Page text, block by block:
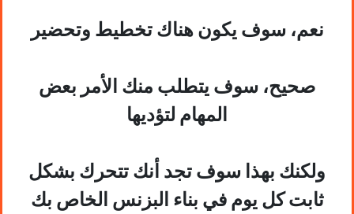
نعم، سوف يكون هناك تخطيط وتحضير
صحيح، سوف يتطلب منك الأمر بعض
المهام لتؤديها
ولكنك بهذا سوف تجد أنك تتحرك بشكل
ثابت كل يوم في بناء البزنس الخاص بك